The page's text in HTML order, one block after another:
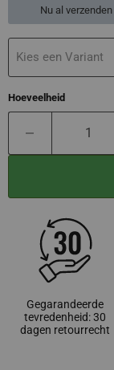
Nu al verzenden
Kies een Variant
Hoeveelheid
Gegarandeerde
tevredenheid: 30
dagen retourrecht